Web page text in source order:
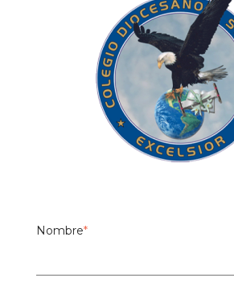
Nombre*